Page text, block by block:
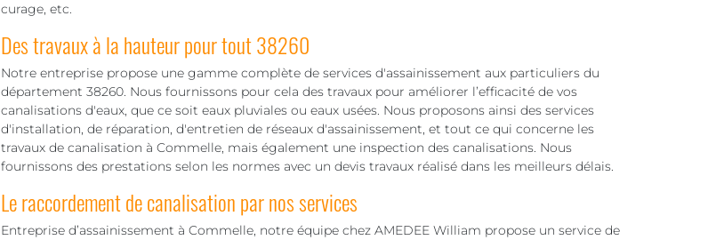
curage, etc.
Des travaux à la hauteur pour tout 38260
Notre entreprise propose une gamme complète de services d'assainissement aux particuliers du
département 38260. Nous fournissons pour cela des travaux pour améliorer l’efficacité de vos
canalisations d'eaux, que ce soit eaux pluviales ou eaux usées. Nous proposons ainsi des services
d'installation, de réparation, d'entretien de réseaux d'assainissement, et tout ce qui concerne les
travaux de canalisation à Commelle, mais également une inspection des canalisations. Nous
fournissons des prestations selon les normes avec un devis travaux réalisé dans les meilleurs délais.
Le raccordement de canalisation par nos services
Entreprise d’assainissement à Commelle, notre équipe chez AMEDEE William propose un service de